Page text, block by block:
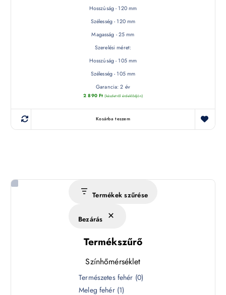
Hosszúság - 120 mm
Szélesség - 120 mm
Magasság - 25 mm
Szerelési méret:
Hosszúság - 105 mm
Szélesség - 105 mm
Garancia: 2 év
2 890 Ft (készletről érdeklődjön)
Kosárba teszem
Termékek szűrése
Bezárás
Termékszűrő
Színhőmérséklet
Természetes fehér (0)
Meleg fehér (1)